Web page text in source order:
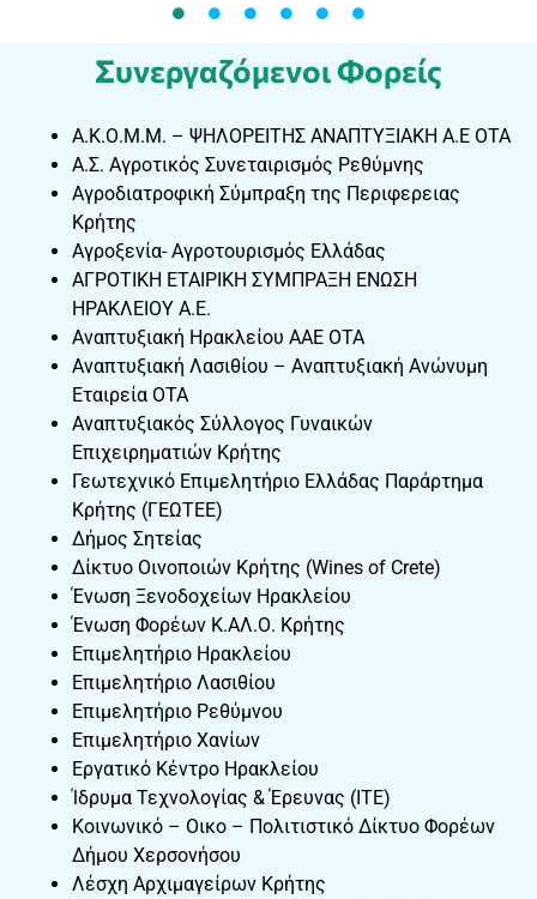
Συνεργαζόμενοι Φορείς
Α.Κ.Ο.Μ.Μ. – ΨΗΛΟΡΕΙΤΗΣ ΑΝΑΠΤΥΞΙΑΚΗ Α.Ε ΟΤΑ
Α.Σ. Αγροτικός Συνεταιρισμός Ρεθύμνης
Αγροδιατροφική Σύμπραξη της Περιφερειας
Κρήτης
Αγροξενία- Αγροτουρισμός Ελλάδας
ΑΓΡΟΤΙΚΗ ΕΤΑΙΡΙΚΗ ΣΥΜΠΡΑΞΗ ΕΝΩΣΗ
ΗΡΑΚΛΕΙΟΥ Α.Ε.
Αναπτυξιακή Ηρακλείου ΑΑΕ ΟΤΑ
Αναπτυξιακή Λασιθίου – Αναπτυξιακή Ανώνυμη
Εταιρεία ΟΤΑ
Αναπτυξιακός Σύλλογος Γυναικών
Επιχειρηματιών Κρήτης
Γεωτεχνικό Επιμελητήριο Ελλάδας Παράρτημα
Κρήτης (ΓΕΩΤΕΕ)
Δήμος Σητείας
Δίκτυο Οινοποιών Κρήτης (Wines of Crete)
Ένωση Ξενοδοχείων Ηρακλείου
Ένωση Φορέων Κ.ΑΛ.Ο. Κρήτης
Επιμελητήριο Hρακλείου
Επιμελητήριο Λασιθίου
Επιμελητήριο Ρεθύμνου
Επιμελητήριο Χανίων
Εργατικό Κέντρο Ηρακλείου
Ίδρυμα Τεχνολογίας & Έρευνας (ΙΤΕ)
Κοινωνικό – Οικο – Πολιτιστικό Δίκτυο Φορέων
Δήμου Χερσονήσου
Λέσχη Αρχιμαγείρων Κρήτης